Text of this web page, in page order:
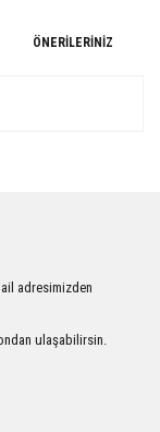
ÖNERILERINIZ
adresimizden
ulaşabilirsin.